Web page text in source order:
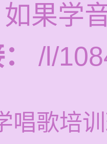
如果学
/l/
唱歌培